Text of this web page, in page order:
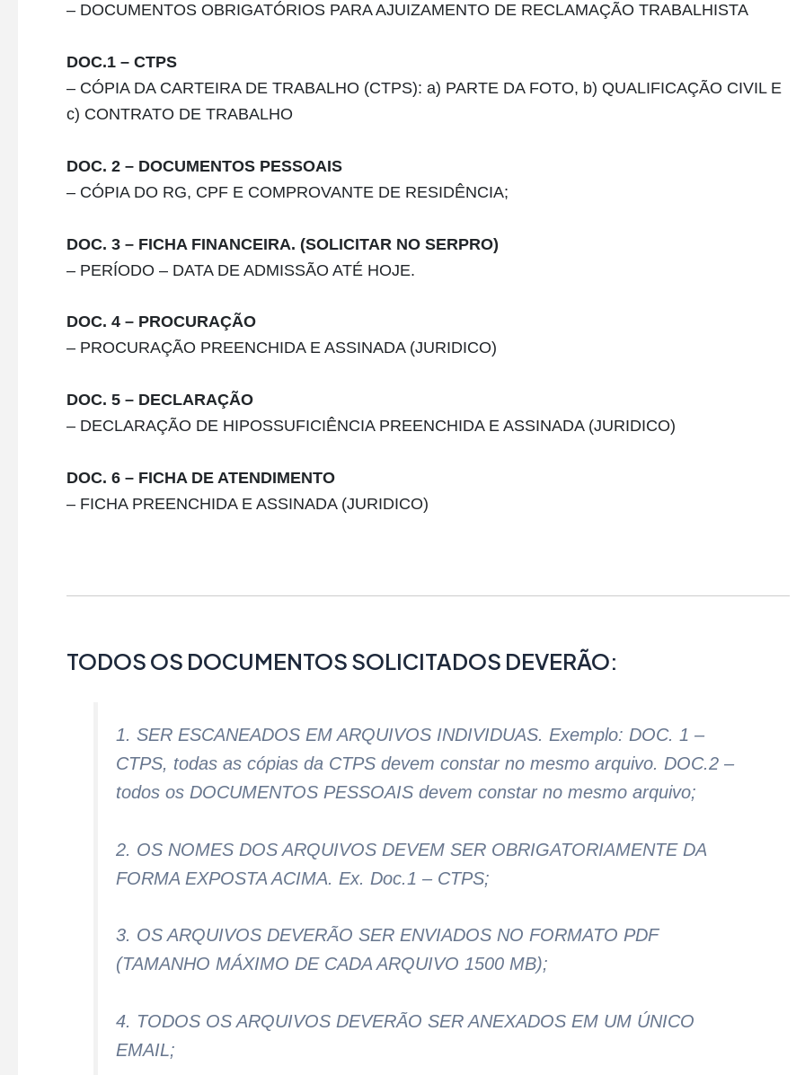
– DOCUMENTOS OBRIGATÓRIOS PARA AJUIZAMENTO DE RECLAMAÇÃO TRABALHISTA
DOC.1 – CTPS
– CÓPIA DA CARTEIRA DE TRABALHO (CTPS): a) PARTE DA FOTO, b) QUALIFICAÇÃO CIVIL E
c) CONTRATO DE TRABALHO
DOC. 2 – DOCUMENTOS PESSOAIS
– CÓPIA DO RG, CPF E COMPROVANTE DE RESIDÊNCIA;
DOC. 3 – FICHA FINANCEIRA. (SOLICITAR NO SERPRO)
– PERÍODO – DATA DE ADMISSÃO ATÉ HOJE.
DOC. 4 – PROCURAÇÃO
– PROCURAÇÃO PREENCHIDA E ASSINADA (JURIDICO)
DOC. 5 – DECLARAÇÃO
– DECLARAÇÃO DE HIPOSSUFICIÊNCIA PREENCHIDA E ASSINADA (JURIDICO)
DOC. 6 – FICHA DE ATENDIMENTO
– FICHA PREENCHIDA E ASSINADA (JURIDICO)
TODOS OS DOCUMENTOS SOLICITADOS DEVERÃO:
1. SER ESCANEADOS EM ARQUIVOS INDIVIDUAS. Exemplo: DOC. 1 –
CTPS, todas as cópias da CTPS devem constar no mesmo arquivo. DOC.2 –
todos os DOCUMENTOS PESSOAIS devem constar no mesmo arquivo;
2. OS NOMES DOS ARQUIVOS DEVEM SER OBRIGATORIAMENTE DA
FORMA EXPOSTA ACIMA. Ex. Doc.1 – CTPS;
3. OS ARQUIVOS DEVERÃO SER ENVIADOS NO FORMATO PDF
(TAMANHO MÁXIMO DE CADA ARQUIVO 1500 MB);
4. TODOS OS ARQUIVOS DEVERÃO SER ANEXADOS EM UM ÚNICO
EMAIL;